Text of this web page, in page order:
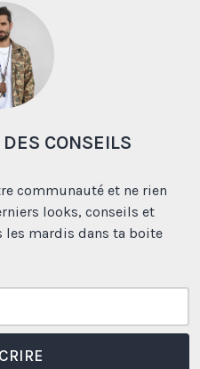
CONSEILS
communauté et ne rien
looks, conseils et
les mardis dans ta boite